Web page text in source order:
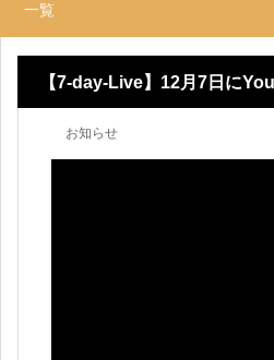
一覧
【7-day-Live】12月7日に
お知らせ